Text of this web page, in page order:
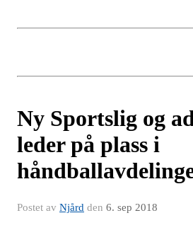
Ny Sportslig og
leder på plass i
Postet av Njård den 6. sep 2018